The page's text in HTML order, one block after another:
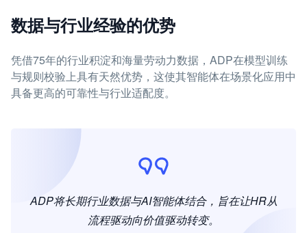
数据与行业经验的优势
凭借75年的行业积淀和海量劳动力数据，ADP在模型训练
与规则校验上具有天然优势，这使其智能体在场景化应用中
具备更高的可靠性与行业适配度。
ADP将长期行业数据与AI智能体结合，旨在让HR从
流程驱动向价值驱动转变。